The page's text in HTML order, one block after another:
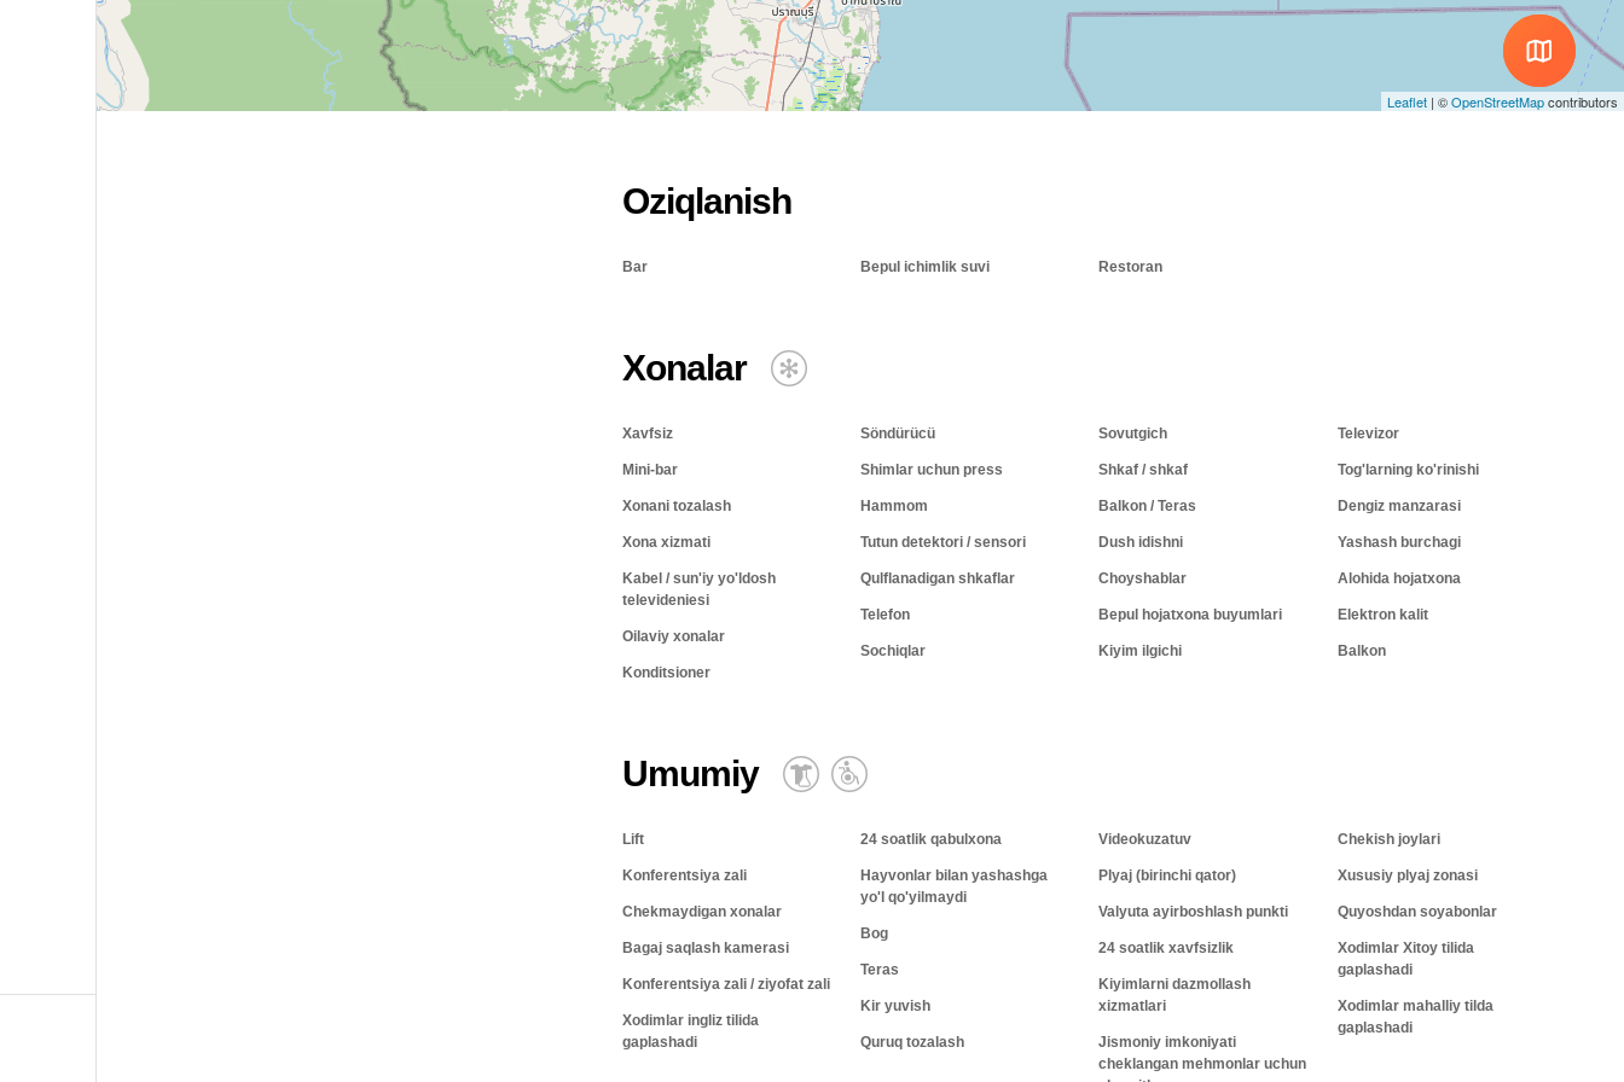
Leaflet | ©OpenStreetMapcontributors
Oziqlanish
Bar Bepul ichimlik suvi Restoran
Xonalar
Xavfsiz
Mini-bar
Xonani tozalash
Xona xizmati
Kabel / sun'iy yo'ldosh
televideniesi
Oilaviy xonalar
Konditsioner
Söndürücü
Shimlar uchun press
Hammom
Tutun detektori / sensori
Qulflanadigan shkaflar
Telefon
Sochiqlar
Sovutgich
Shkaf / shkaf
Balkon / Teras
Dush idishni
Choyshablar
Bepul hojatxona buyumlari
Kiyim ilgichi
Televizor
Tog'larning ko'rinishi
Dengiz manzarasi
Yashash burchagi
Alohida hojatxona
Elektron kalit
Balkon
Umumiy
Lift
Konferentsiya zali
Chekmaydigan xonalar
Bagaj saqlash kamerasi
Konferentsiya zali / ziyofat zali
Xodimlar ingliz tilida
gaplashadi
24 soatlik qabulxona
Hayvonlar bilan yashashga
yo'l qo'yilmaydi
Bog
Teras
Kir yuvish
Quruq tozalash
Videokuzatuv
Plyaj (birinchi qator)
Valyuta ayirboshlash punkti
24 soatlik xavfsizlik
Kiyimlarni dazmollash
xizmatlari
Jismoniy imkoniyati
cheklangan mehmonlar uchun
Chekish joylari
Xususiy plyaj zonasi
Quyoshdan soyabonlar
Xodimlar Xitoy tilida
gaplashadi
Xodimlar mahalliy tilda
gaplashadi